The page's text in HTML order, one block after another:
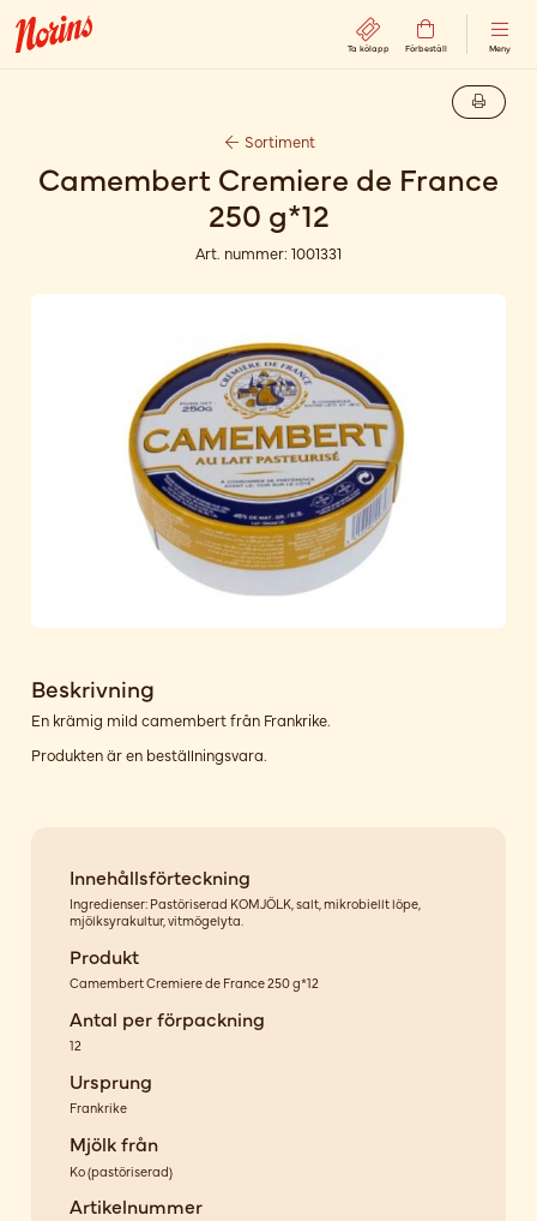
Ta kölapp Förbeställ Meny
Sortiment
Camembert Cremiere de France
250 g*12
Art. nummer: 1001331
Beskrivning
En krämig mild camembert från Frankrike.
Produkten är en beställningsvara.
Innehållsförteckning
Ingredienser: Pastöriserad KOMJÖLK, salt, mikrobiellt löpe,
mjölksyrakultur, vitmögelyta.
Produkt
Camembert Cremiere de France 250 g*12
Antal per förpackning
12
Ursprung
Frankrike
Mjölk från
Ko(pastöriserad)
Artikelnummer